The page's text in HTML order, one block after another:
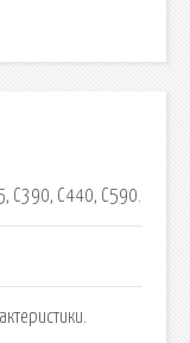
С390, С440, С590.